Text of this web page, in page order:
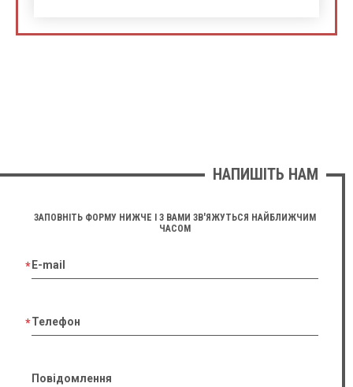
НАПИШІТЬ НАМ
ЗАПОВНІТЬ ФОРМУ НИЖЧЕ І З ВАМИ ЗВ'ЯЖУТЬСЯ НАЙБЛИЖЧИМ
ЧАСОМ
E-mail
Телефон
Повідомлення